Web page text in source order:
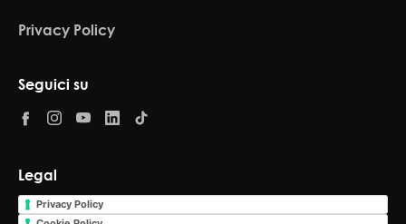
Privacy Policy
Seguici su
Legal
Privacy Policy